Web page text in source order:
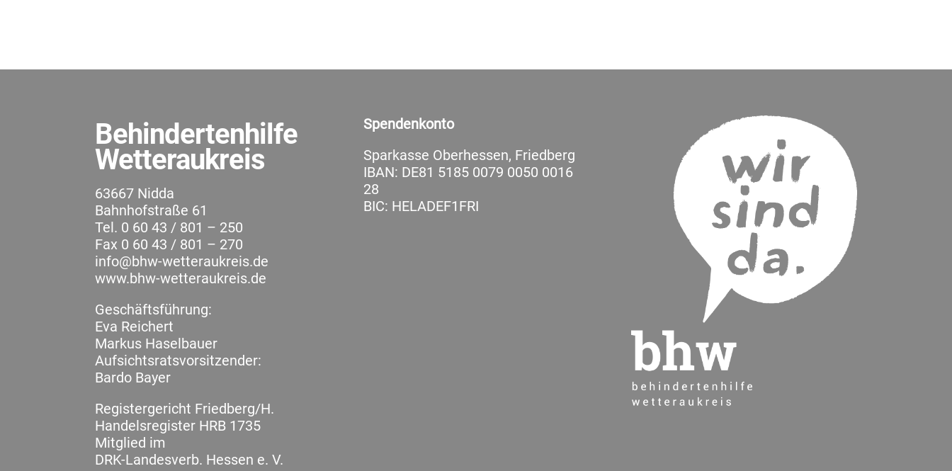
Behindertenhilfe
Wetteraukreis
63667 Nidda
Bahnhofstraße 61
Tel. 0 60 43 / 801 – 250
Fax 0 60 43 / 801 – 270
info@bhw-wetteraukreis.de
www.bhw-wetteraukreis.de
Geschäftsführung:
Eva Reichert
Markus Haselbauer
Aufsichtsratsvorsitzender:
Bardo Bayer
Registergericht Friedberg/H.
Handelsregister HRB 1735
Mitglied im
DRK-Landesverb. Hessen e. V.
Spendenkonto
Sparkasse Oberhessen, Friedberg
IBAN: DE81 5185 0079 0050 0016
28
BIC: HELADEF1FRI